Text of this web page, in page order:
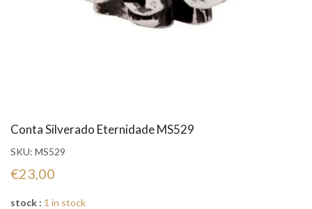
Conta Silverado Eternidade MS529
SKU: MS529
€23,00
stock : 1 in stock